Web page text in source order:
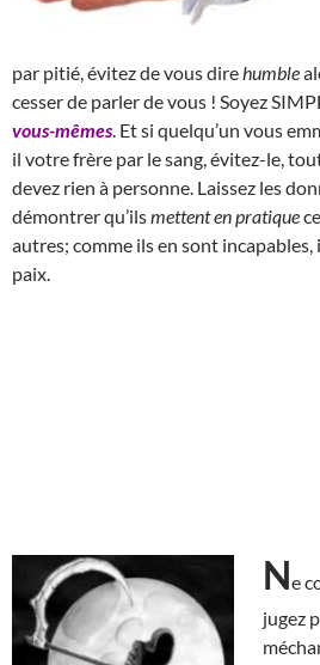
par pitié, évitez de vous direhumble
cesser de parler de vous ! Soyez
vous-mêmes. Et si quelqu’un vous
il votre frère par le sang, évitez-le,
devez rien à personne. Laissez les
démontrer qu’ilsmettent en pratique
autres; comme ils en sont
paix.
Ne
jugez